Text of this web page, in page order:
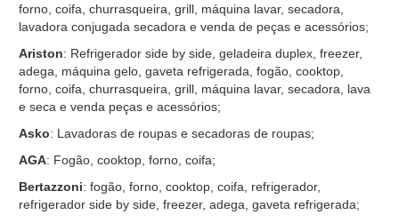
forno, coifa, churrasqueira, grill, máquina lavar, secadora,
lavadora conjugada secadora e venda de peças e acessórios;
Ariston: Refrigerador side by side, geladeira duplex, freezer,
adega, máquina gelo, gaveta refrigerada, fogão, cooktop,
forno, coifa, churrasqueira, grill, máquina lavar, secadora, lava
e seca e venda peças e acessórios;
Asko: Lavadoras de roupas e secadoras de roupas;
AGA: Fogão, cooktop, forno, coifa;
Bertazzoni: fogão, forno, cooktop, coifa, refrigerador,
refrigerador side by side, freezer, adega, gaveta refrigerada;